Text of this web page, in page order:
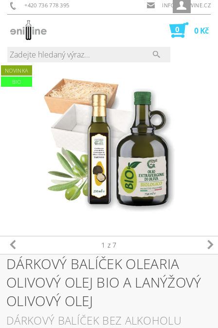
+420 736 778 395 INFO@ENIWINE.CZ
0 0 Kč
NOVINKA
BIO
1 z 7
DÁRKOVÝ BALÍČEK OLEARIA
OLIVOVÝ OLEJ BIO A LANÝŽOVÝ
OLIVOVÝ OLEJ
DÁRKOVÝ BALÍČEK BEZ ALKOHOLU